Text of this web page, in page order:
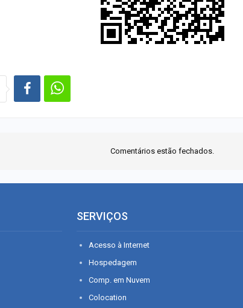
Comentários estão fechados.
SERVIÇOS
Acesso à Internet
Hospedagem
Comp. em Nuvem
Colocation